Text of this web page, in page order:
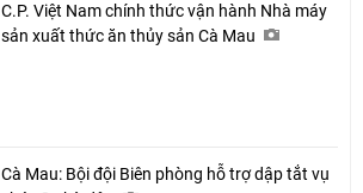
C.P. Việt Nam chính thức vận hành Nhà máy
sản xuất thức ăn thủy sản Cà Mau
Cà Mau: Bội đội Biên phòng hỗ trợ dập tắt vụ